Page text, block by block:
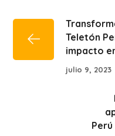
Teletón
impacto
julio 9, 2023